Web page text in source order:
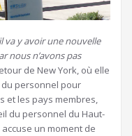
va y avoir une nouvelle
nous n’avons pas
de New York, où elle
personnel pour
et les pays membres,
du personnel du Haut-
un moment de